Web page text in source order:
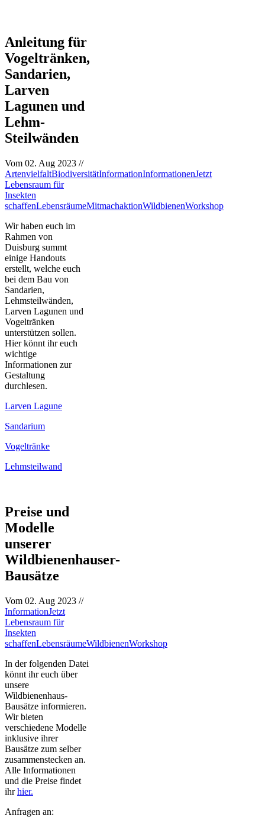
Anleitung für
Vogeltränken,
Sandarien,
Larven
Lagunen und
Lehm-
Steilwänden
Vom 02. Aug 2023 //
ArtenvielfaltBiodiversitätInformationInformationenJetzt
Lebensraum für
Insekten
schaffenLebensräumeMitmachaktionWildbienenWorkshop
Wir haben euch im
Rahmen von
Duisburg summt
einige Handouts
erstellt, welche euch
bei dem Bau von
Sandarien,
Lehmsteilwänden,
Larven Lagunen und
Vogeltränken
unterstützen sollen.
Hier könnt ihr euch
wichtige
Informationen zur
Gestaltung
durchlesen.
Larven Lagune
Sandarium
Vogeltränke
Lehmsteilwand
Preise und
Modelle
unserer
Wildbienenhauser-
Bausätze
Vom 02. Aug 2023 //
InformationJetzt
Lebensraum für
Insekten
schaffenLebensräumeWildbienenWorkshop
In der folgenden Datei
könnt ihr euch über
unsere
Wildbienenhaus-
Bausätze informieren.
Wir bieten
verschiedene Modelle
inklusive ihrer
Bausätze zum selber
zusammenstecken an.
Alle Informationen
und die Preise findet
ihrhier.
Anfragen an: